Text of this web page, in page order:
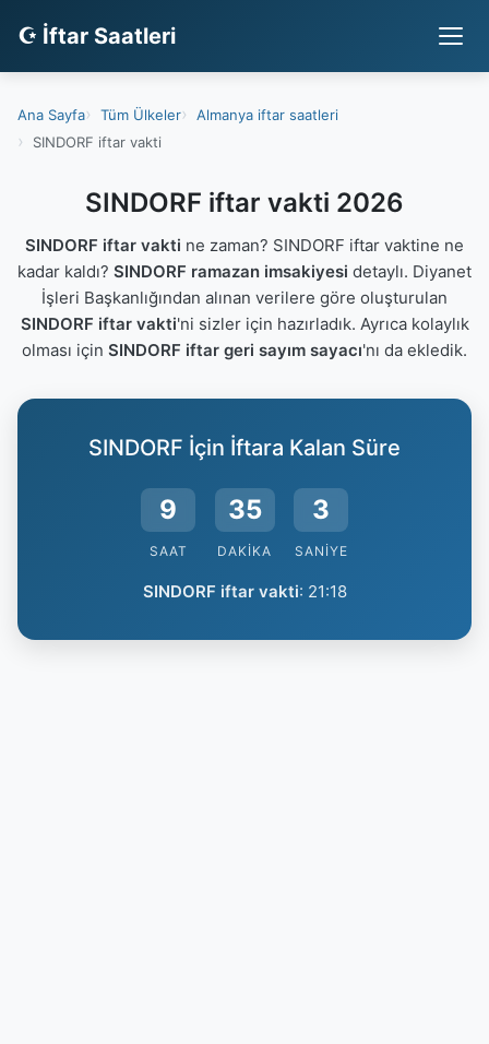
☪ İftar Saatleri
Ana Sayfa Tüm Ülkeler
Almanya iftar saatleri
SINDORF iftar vakti
SINDORF iftar vakti 2026
SINDORF iftar vakti ne zaman? SINDORF iftar vaktine ne
kadar kaldı? SINDORF ramazan imsakiyesi detaylı. Diyanet
İşleri Başkanlığından alınan verilere göre oluşturulan
SINDORF iftar vakti'ni sizler için hazırladık. Ayrıca kolaylık
olması için SINDORF iftar geri sayım sayacı'nı da ekledik.
SINDORF İçin İftara Kalan Süre
9
SAAT
35
DAKIKA
2
SANIYE
SINDORF iftar vakti: 21:18